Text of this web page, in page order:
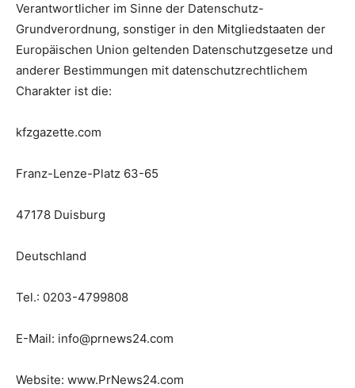
Verantwortlicher im Sinne der Datenschutz-
Grundverordnung, sonstiger in den Mitgliedstaaten der
Europäischen Union geltenden Datenschutzgesetze und
anderer Bestimmungen mit datenschutzrechtlichem
Charakter ist die:
kfzgazette.com
Franz-Lenze-Platz 63-65
47178 Duisburg
Deutschland
Tel.: 0203-4799808
E-Mail: info@prnews24.com
Website: www.PrNews24.com